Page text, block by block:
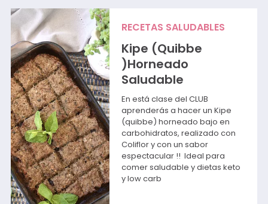
RECETAS SALUDABLES
Kipe (Quibbe
)Horneado
Saludable
En está clase del CLUB
aprenderás a hacer un Kipe
(quibbe) horneado bajo en
carbohidratos, realizado con
Coliflor y con un sabor
espectacular !! Ideal para
comer saludable y dietas keto
y low carb